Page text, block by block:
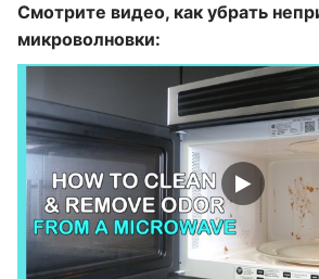
Смотрите видео, как убрать
микроволновки: